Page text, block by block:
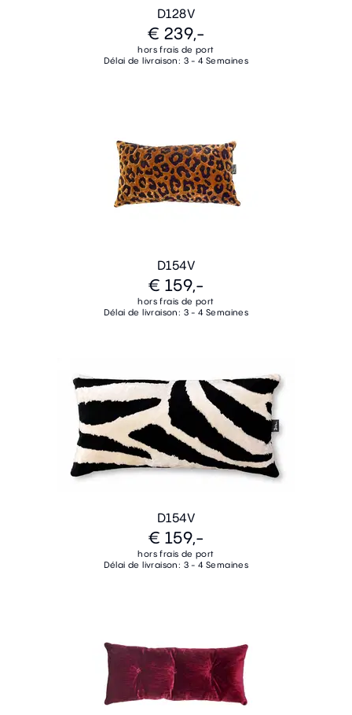
D128V
€ 239,-
hors frais de port
Délai de livraison: 3 - 4 Semaines
D154V
€ 159,-
hors frais de port
Délai de livraison: 3 - 4 Semaines
D154V
€ 159,-
hors frais de port
Délai de livraison: 3 - 4 Semaines